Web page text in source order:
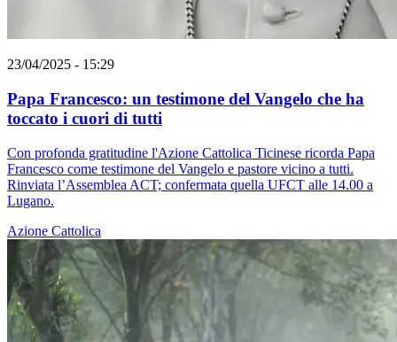
23/04/2025 - 15:29
Papa Francesco: un testimone del Vangelo che ha
toccato i cuori di tutti
Con profonda gratitudine l'Azione Cattolica Ticinese ricorda Papa
Francesco come testimone del Vangelo e pastore vicino a tutti.
Rinviata l’Assemblea ACT; confermata quella UFCT alle 14.00 a
Lugano.
Azione Cattolica